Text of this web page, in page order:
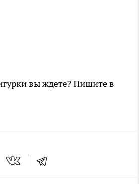
вы ждете? Пишите в